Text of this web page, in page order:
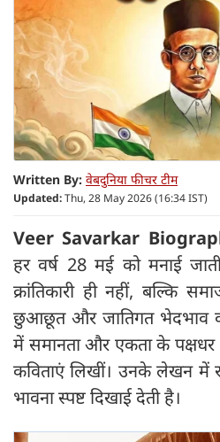
Written By: वेबदुनिया फीचर टीम
Updated:Thu, 28 May 2026 (16:34 IST)
Veer Savarkar
हर वर्ष 28 मई को मनाई
क्रांतिकारी ही नहीं, बल्कि
छुआछूत और जातिगत भेदभाव
में समानता और एकता के
कविताएं लिखीं। उनके लेखन में
भावना स्पष्ट दिखाई देती है।